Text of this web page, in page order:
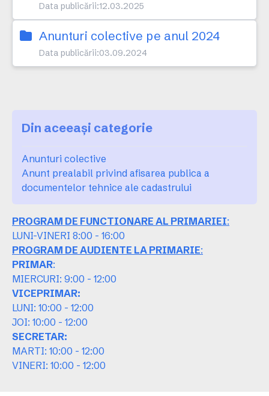
Data publicării:12.03.2025
Anunturi colective pe anul 2024
Data publicării:03.09.2024
Din aceeași categorie
Anunturi colective
Anunt prealabil privind afisarea publica a
documentelor tehnice ale cadastrului
PROGRAM DE FUNCTIONARE AL PRIMARIEI:
LUNI-VINERI 8:00 - 16:00
PROGRAM DE AUDIENTE LA PRIMARIE:
PRIMAR:
MIERCURI: 9:00 - 12:00
VICEPRIMAR:
LUNI: 10:00 - 12:00
JOI: 10:00 - 12:00
SECRETAR:
MARTI: 10:00 - 12:00
VINERI: 10:00 - 12:00